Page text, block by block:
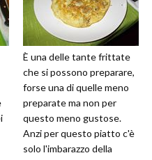
È una delle tante frittate
che si possono preparare,
forse una di quelle meno
preparate ma non per
questo meno gustose.
Anzi per questo piatto c'è
solo l'imbarazzo della